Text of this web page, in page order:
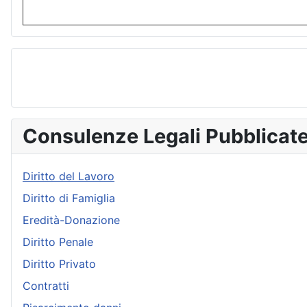
Consulenze Legali
Diritto del Lavoro
Diritto di Famiglia
Eredità-Donazione
Diritto Penale
Diritto Privato
Contratti